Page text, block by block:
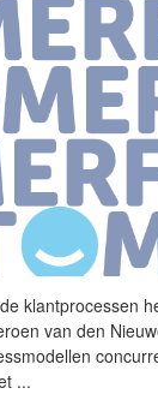
klantprocessen
van den
...